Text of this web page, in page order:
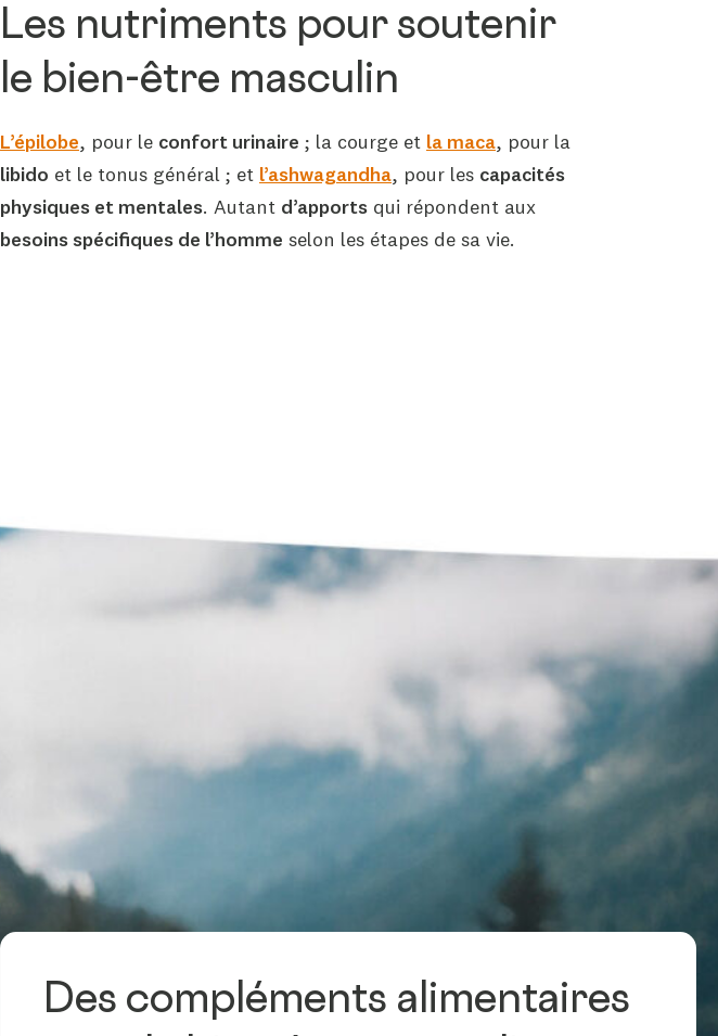
Les nutriments pour soutenir
le bien-être masculin
L’épilobe, pour le confort urinaire ; la courge et la maca, pour la
libido et le tonus général ; et l’ashwagandha, pour les capacités
physiques et mentales. Autant d’apportsqui répondent aux
besoins spécifiques de l’homme selon les étapes de sa vie.
Des compléments alimentaires